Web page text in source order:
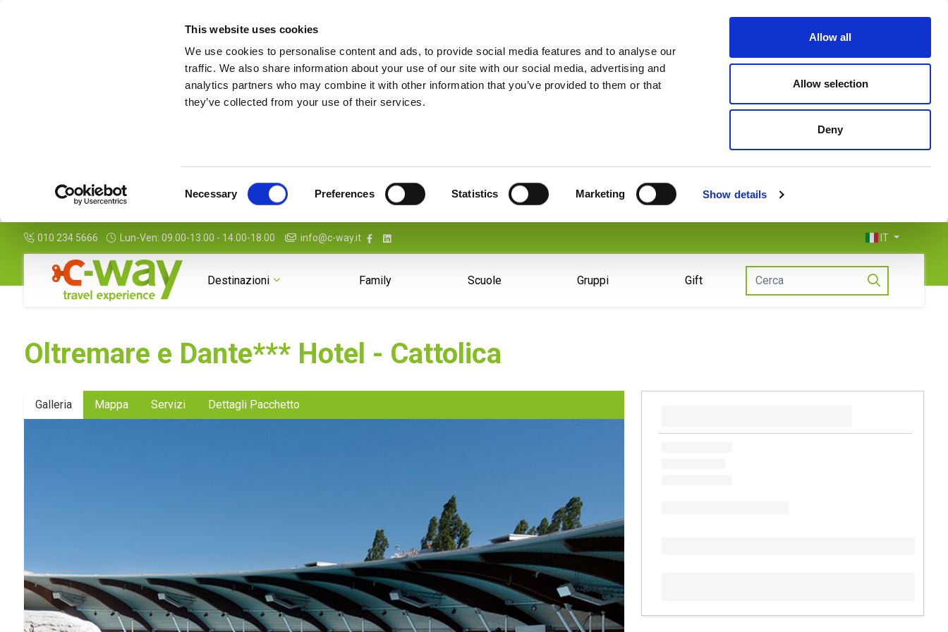
This website uses cookies
We use cookies to personalise content and ads, to provide social media features and to analyse our
traffic. We also share information about your use of our site with our social media, advertising and
analytics partners who may combine it with other information that you’ve provided to them or that
they’ve collected from your use of their services.
Necessary Preferences Statistics Marketing Show details
Allow all
Allow selection
Deny
010 234 5666 Lun-Ven: 09.00-13.00 - 14.00-18.00 info@c-way.it IT
Destinazioni Family Scuole Gruppi Gift
Oltremare e Dante*** Hotel - Cattolica
Galleria Mappa Servizi Dettagli Pacchetto